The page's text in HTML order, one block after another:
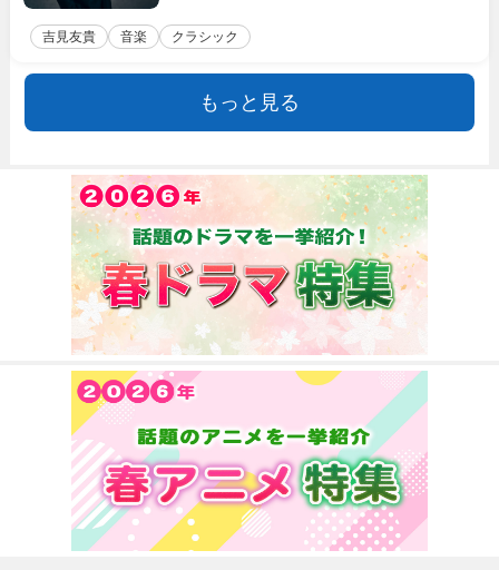
吉見友貴 音楽 クラシック
もっと見る